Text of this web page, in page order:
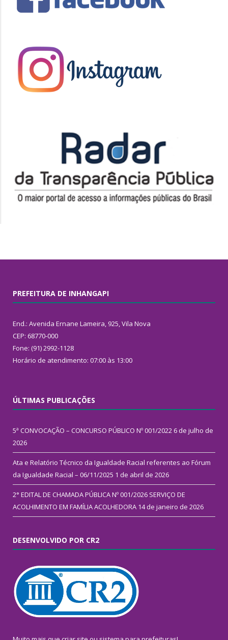
PREFEITURA DE INHANGAPI
End.: Avenida Ernane Lameira, 925, Vila Nova
CEP: 68770-000
Fone: (91) 2992-1128
Horário de atendimento: 07:00 às 13:00
ÚLTIMAS PUBLICAÇÕES
5ª CONVOCAÇÃO – CONCURSO PÚBLICO Nº 001/2022 6 de julho de
2026
Ata e Relatório Técnico da Igualdade Racial referentes ao Fórum
da Igualdade Racial – 06/11/2025 1 de abril de 2026
2° EDITAL DE CHAMADA PÚBLICA Nº 001/2026 SERVIÇO DE
ACOLHIMENTO EM FAMÍLIA ACOLHEDORA 14 de janeiro de 2026
DESENVOLVIDO POR CR2